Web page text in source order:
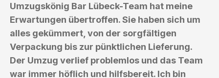
Umzugskönig Bar Lübeck-Team hat meine
Erwartungen übertroffen. Sie haben sich um
alles gekümmert, von der sorgfältigen
Verpackung bis zur pünktlichen Lieferung.
Der Umzug verlief problemlos und das Team
war immer höflich und hilfsbereit. Ich bin